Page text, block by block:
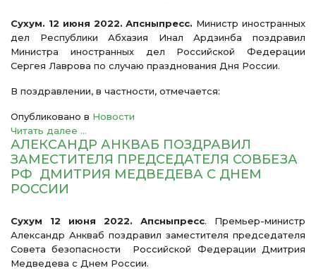
Сухум. 12 июня 2022. Апсныпресс. Министр иностранных
дел Республики Абхазия Инал Ардзинба поздравил
Министра иностранных дел Российской Федерации
Сергея Лаврова по случаю празднования Дня России.
В поздравлении, в частности, отмечается:
Опубликовано в Новости
Читать далее ...
АЛЕКСАНДР АНКВАБ ПОЗДРАВИЛ
ЗАМЕСТИТЕЛЯ ПРЕДСЕДАТЕЛЯ СОВБЕЗА
РФ ДМИТРИЯ МЕДВЕДЕВА С ДНЕМ
РОССИИ
Сухум 12 июня 2022. Апсныпресс. Премьер-министр
Александр Анкваб поздравил заместителя председателя
Совета безопасности Российской Федерации Дмитрия
Медведева с Днем России.